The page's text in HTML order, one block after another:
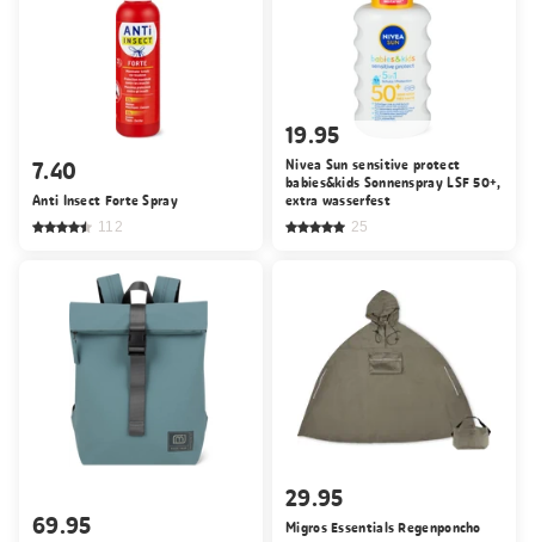
7.40
Anti Insect Forte Spray
112
19.95
Nivea Sun sensitive protect
babies&kids Sonnenspray LSF 50+,
extra wasserfest
25
69.95
29.95
Migros Essentials Regenponcho